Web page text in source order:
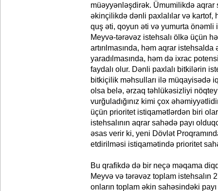
müəyyənləşdirək. Ümumilikdə aqrar
əkinçilikdə dənli paxlalılar və kartof,
quş əti, qoyun əti və yumurta önəmli
Meyvə-tərəvəz istehsalı ölkə üçün
artırılmasında, həm aqrar
yaradılmasında, həm də ixrac
faydalı olur. Dənli paxlalı bitkilərin
bitkiçilik məhsulları ilə müqayisədə
olsa belə, ərzaq təhlükəsizliyi
vurğuladığınız kimi çox
üçün prioritet istiqamətlərdən biri
istehsalının aqrar sahədə payı
əsas verir ki, yeni Dövlət
etdirilməsi istiqamətində prioritet
Bu qrafikdə də bir neçə məqama
Meyvə və tərəvəz toplam istehsalın
onların toplam əkin sahəsindəki